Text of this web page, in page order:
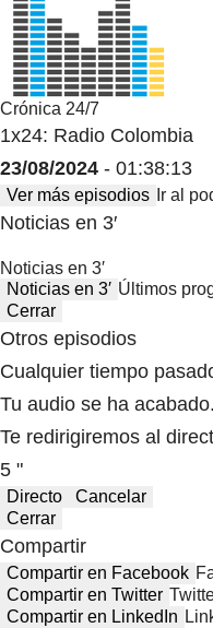
Crónica 24/7
1x24: Radio Colombia
23/08/2024 - 01:38:13
Ver más episodios Ir al
Noticias en 3′
Noticias en 3′
Noticias en 3′ Últimos
Cerrar
Otros episodios
Cualquier tiempo
Tu audio se ha acabado.
Te redirigiremos al
5 "
Directo
Cancelar
Cerrar
Compartir
Compartir en Facebook
Compartir en Twitter
Compartir en LinkedIn